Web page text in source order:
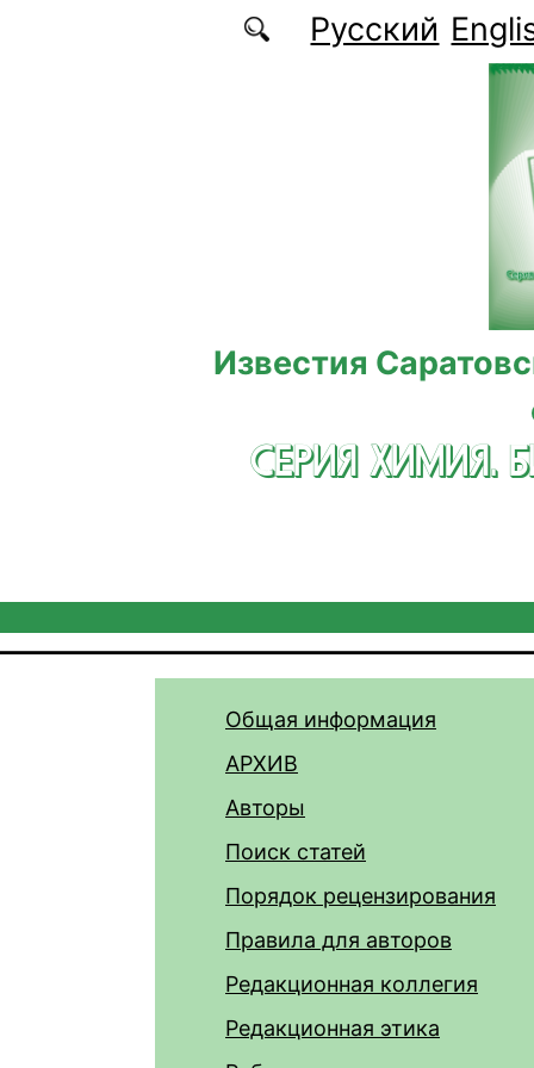
Перейти к основному содержаниюРусский
Известия
СЕРИЯ ХИМИЯ.
Общая информация
АРХИВ
Авторы
Поиск статей
Порядок рецензирования
Правила для авторов
Редакционная коллегия
Редакционная этика